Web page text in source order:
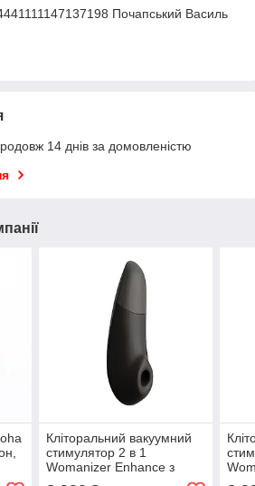
Почапський Василь
14 днів за домовленістю
Кліторальний вакуумний
стимулятор 2 в 1
Womanizer Enhance з